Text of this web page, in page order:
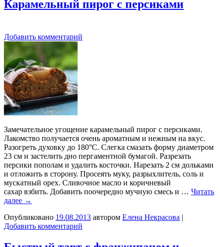
Карамельный пирог с персиками
Добавить комментарий
Замечательное угощение карамельный пирог с персиками.
Лакомство получается очень ароматным и нежным на вкус.
Разогреть духовку до 180°C. Слегка смазать форму диаметром
23 см и застелить дно пергаментной бумагой. Разрезать
персики пополам и удалить косточки. Нарезать 2 см дольками
и отложить в сторону. Просеять муку, разрыхлитель, соль и
мускатный орех. Сливочное масло и коричневый
сахар взбить. Добавить поочередно мучную смесь и … Читать
далее →
Опубликовано 19.08.2013 автором Елена Некрасова |
Добавить комментарий